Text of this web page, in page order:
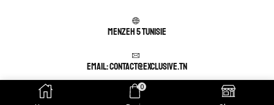
Menzeh 5 TUNISIE
Email: contact@exclusive.tn
APPELEZ NOUS : (+216) 25 003 078
0